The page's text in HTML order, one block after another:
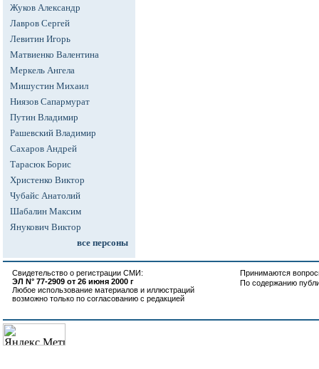
Жуков Александр
Лавров Сергей
Левитин Игорь
Матвиенко Валентина
Меркель Ангела
Мишустин Михаил
Ниязов Сапармурат
Путин Владимир
Рашевский Владимир
Сахаров Андрей
Тарасюк Борис
Христенко Виктор
Чубайс Анатолий
Шабалин Максим
Янукович Виктор
все персоны
Свидетельство о регистрации СМИ:
ЭЛ N° 77-2909 от 26 июня 2000 г
Любое использование материалов и иллюстраций
возможно только по согласованию с редакцией
Принимаются
По содержанию